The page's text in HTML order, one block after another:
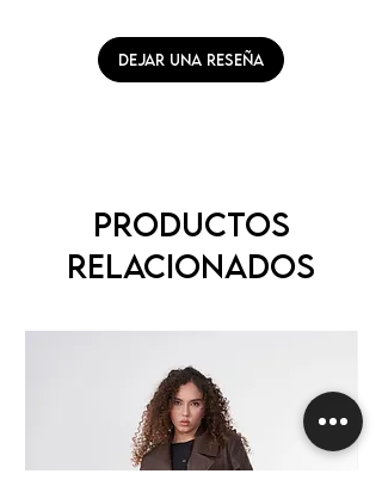
Dejar una reseña
Productos
relacionados